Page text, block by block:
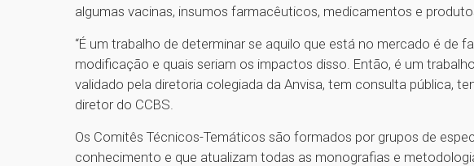
algumas vacinas, insumos farmacêuticos, medicamentos e
“É um trabalho de determinar se aquilo que está no mercado é de
modificação e quais seriam os impactos disso. Então, é um
validado pela diretoria colegiada da Anvisa, tem consulta pública,
diretor do CCBS.
Os Comitês Técnicos-Temáticos são formados por grupos de
conhecimento e que atualizam todas as monografias e